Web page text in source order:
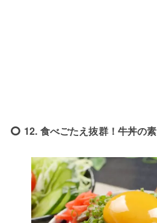
12. 食べごたえ抜群！牛丼の素